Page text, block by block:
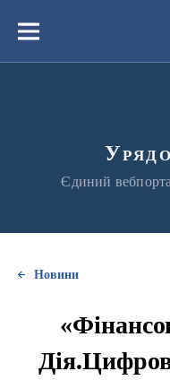
вмістуМеню
Єдиний
Новини